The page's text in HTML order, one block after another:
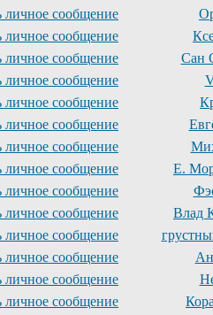
Сан
Е.
Влад